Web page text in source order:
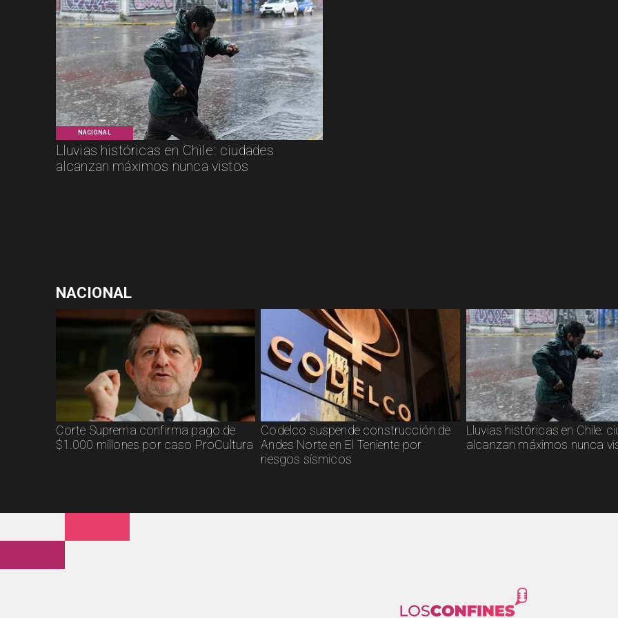
NACIONAL
Lluvias históricas en Chile: ciudades
alcanzan máximos nunca vistos
NACIONAL
Corte Suprema confirma pago de
$1.000 millones por caso ProCultura
Codelco suspende construcción de
Andes Norte en El Teniente por
riesgos sísmicos
Lluvias históricas en Chile:
alcanzan máximos nunca